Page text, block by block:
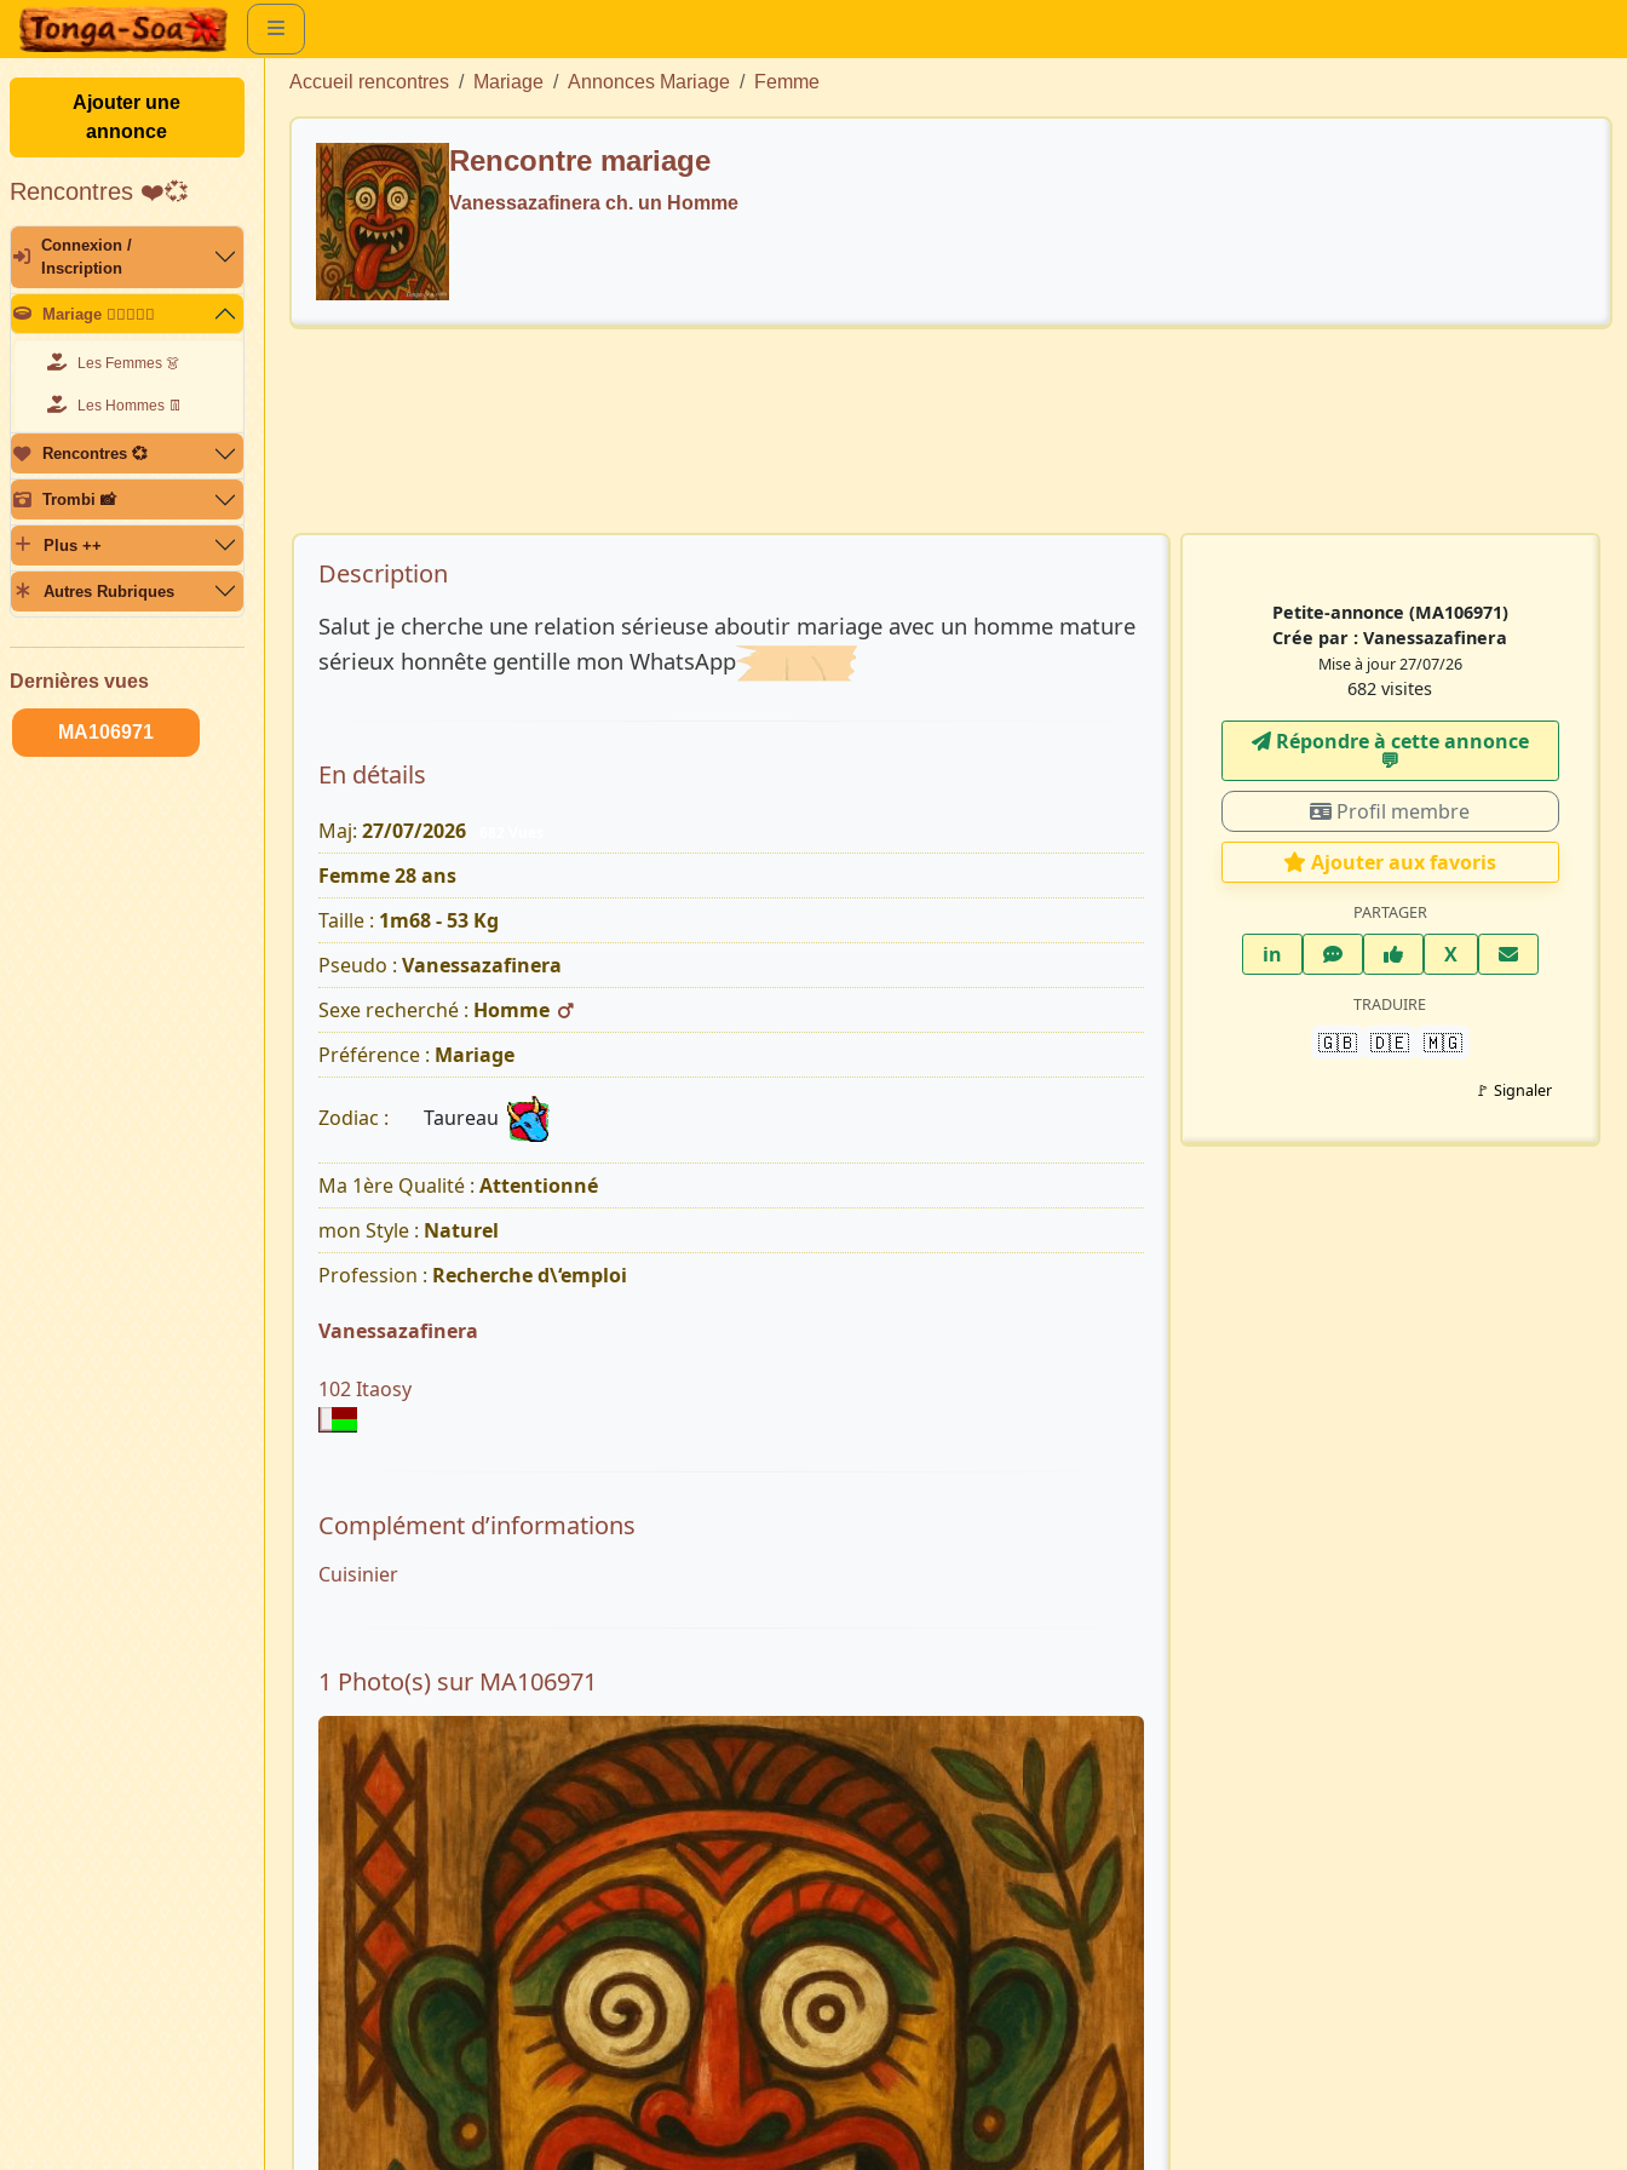
Ajouter une
annonce
Rencontres ❤️💞
Connexion /
Inscription
Mariage 👩🏽‍❤️‍👨🏽
Les Femmes 👗
Les Hommes 👖
Rencontres 💞
Trombi 📸
Plus ++
Autres Rubriques
Dernières vues
MA106971
Accueil rencontres Mariage Annonces Mariage Femme
Rencontre mariage
Vanessazafinera ch. un Homme
Description de l’annonce
Description
Salut je cherche une relation sérieuse aboutir mariage avec un homme mature
sérieux honnête gentille mon WhatsApp
En détails
Maj: 27/07/2026
Femme 28 ans
Taille : 1m68 - 53 Kg
Pseudo : Vanessazafinera
Sexe recherché : Homme
Préférence : Mariage
Zodiac : Taureau
Ma 1ère Qualité : Attentionné
mon Style : Naturel
Profession : Recherche d\‘emploi
Vanessazafinera
102 Itaosy
Complément d’informations
Cuisinier
1 Photo(s) sur MA106971
Petite-annonce (MA106971)
Crée par :Vanessazafinera
Mise à jour 27/07/26
682 visites
Répondre à cette annonce
💬​
Profil membre
Ajouter aux favoris
PARTAGER
inLinkedInWhatsAppFacebook
XTwitter X
TRADUIRE
🇬🇧 🇩🇪 🇲🇬
🚩 Signaler